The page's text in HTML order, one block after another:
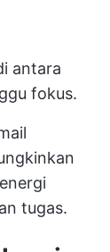
antara
fokus.
tugas.